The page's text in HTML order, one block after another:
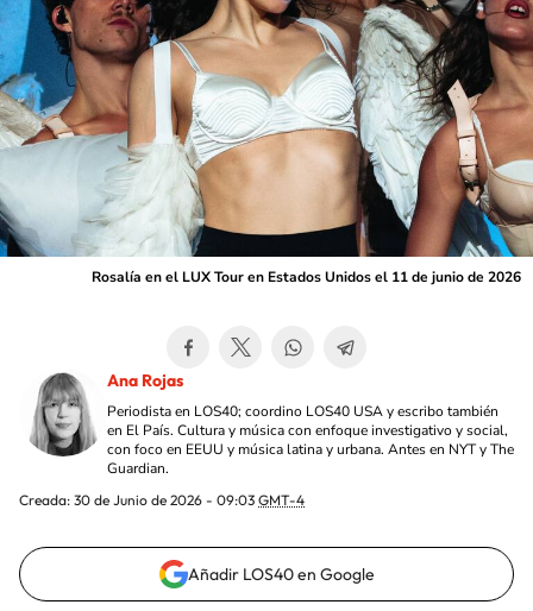
Rosalía en el LUX Tour en Estados Unidos el 11 de junio de 2026
Ana Rojas
Periodista en LOS40; coordino LOS40 USA y escribo también
en El País. Cultura y música con enfoque investigativo y social,
con foco en EEUU y música latina y urbana. Antes en NYT y The
Guardian.
Creada: 30 de Junio de 2026 - 09:03 GMT-4
Añadir LOS40 en Google